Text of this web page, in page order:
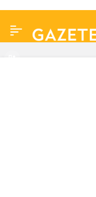
‘Gaddar’ın yayın tarihi